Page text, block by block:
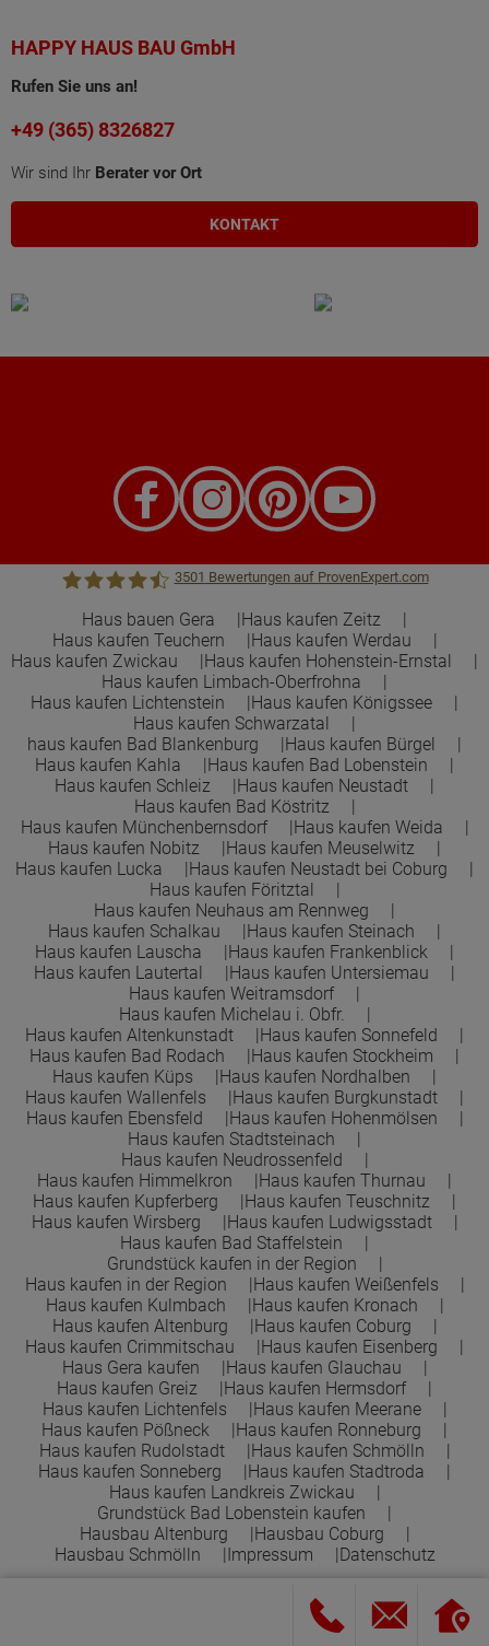
HAPPY HAUS BAU GmbH
Rufen Sie uns an!
+49 (365) 8326827
Wir sind Ihr Berater vor Ort
KONTAKT
Town &Country Haus Lizenzgeber GmbH
3501 Bewertungen auf ProvenExpert.com
Haus bauen Gera
Haus kaufen Zeitz
Haus kaufen Teuchern
Haus kaufen Werdau
Haus kaufen Zwickau
Haus kaufen Hohenstein-Ernstal
Haus kaufen Limbach-Oberfrohna
Haus kaufen Lichtenstein
Haus kaufen Königssee
Haus kaufen Schwarzatal
haus kaufen Bad Blankenburg
Haus kaufen Bürgel
Haus kaufen Kahla
Haus kaufen Bad Lobenstein
Haus kaufen Schleiz
Haus kaufen Neustadt
Haus kaufen Bad Köstritz
Haus kaufen Münchenbernsdorf
Haus kaufen Weida
Haus kaufen Nobitz
Haus kaufen Meuselwitz
Haus kaufen Lucka
Haus kaufen Neustadt bei Coburg
Haus kaufen Föritztal
Haus kaufen Neuhaus am Rennweg
Haus kaufen Schalkau
Haus kaufen Steinach
Haus kaufen Lauscha
Haus kaufen Frankenblick
Haus kaufen Lautertal
Haus kaufen Untersiemau
Haus kaufen Weitramsdorf
Haus kaufen Michelau i. Obfr.
Haus kaufen Altenkunstadt
Haus kaufen Sonnefeld
Haus kaufen Bad Rodach
Haus kaufen Stockheim
Haus kaufen Küps
Haus kaufen Nordhalben
Haus kaufen Wallenfels
Haus kaufen Burgkunstadt
Haus kaufen Ebensfeld
Haus kaufen Hohenmölsen
Haus kaufen Stadtsteinach
Haus kaufen Neudrossenfeld
Haus kaufen Himmelkron
Haus kaufen Thurnau
Haus kaufen Kupferberg
Haus kaufen Teuschnitz
Haus kaufen Wirsberg
Haus kaufen Ludwigsstadt
Haus kaufen Bad Staffelstein
Grundstück kaufen in der Region
Haus kaufen in der Region
Haus kaufen Weißenfels
Haus kaufen Kulmbach
Haus kaufen Kronach
Haus kaufen Altenburg
Haus kaufen Coburg
Haus kaufen Crimmitschau
Haus kaufen Eisenberg
Haus Gera kaufen
Haus kaufen Glauchau
Haus kaufen Greiz
Haus kaufen Hermsdorf
Haus kaufen Lichtenfels
Haus kaufen Meerane
Haus kaufen Pößneck
Haus kaufen Ronneburg
Haus kaufen Rudolstadt
Haus kaufen Schmölln
Haus kaufen Sonneberg
Haus kaufen Stadtroda
Haus kaufen Landkreis Zwickau
Grundstück Bad Lobenstein kaufen
Hausbau Altenburg
Hausbau Coburg
Hausbau Schmölln
Impressum Datenschutz